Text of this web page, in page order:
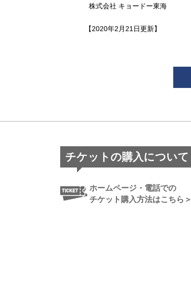
株式会社 キョードー東海
【2020年2月21日更新】
チケットの購入について
ホームページ・電話での
チケット購入方法はこちら＞